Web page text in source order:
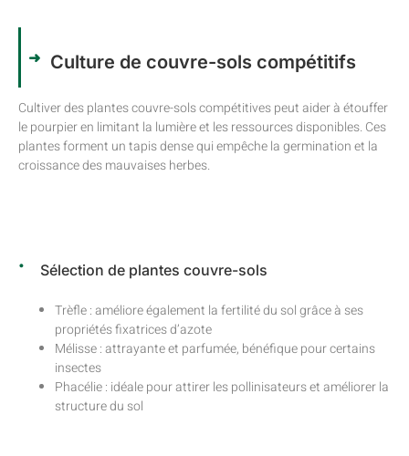
Culture de couvre-sols compétitifs
Cultiver des plantes couvre-sols compétitives peut aider à étouffer
le pourpier en limitant la lumière et les ressources disponibles. Ces
plantes forment un tapis dense qui empêche la germination et la
croissance des mauvaises herbes.
Sélection de plantes couvre-sols
Trèfle : améliore également la fertilité du sol grâce à ses
propriétés fixatrices d’azote
Mélisse : attrayante et parfumée, bénéfique pour certains
insectes
Phacélie : idéale pour attirer les pollinisateurs et améliorer la
structure du sol